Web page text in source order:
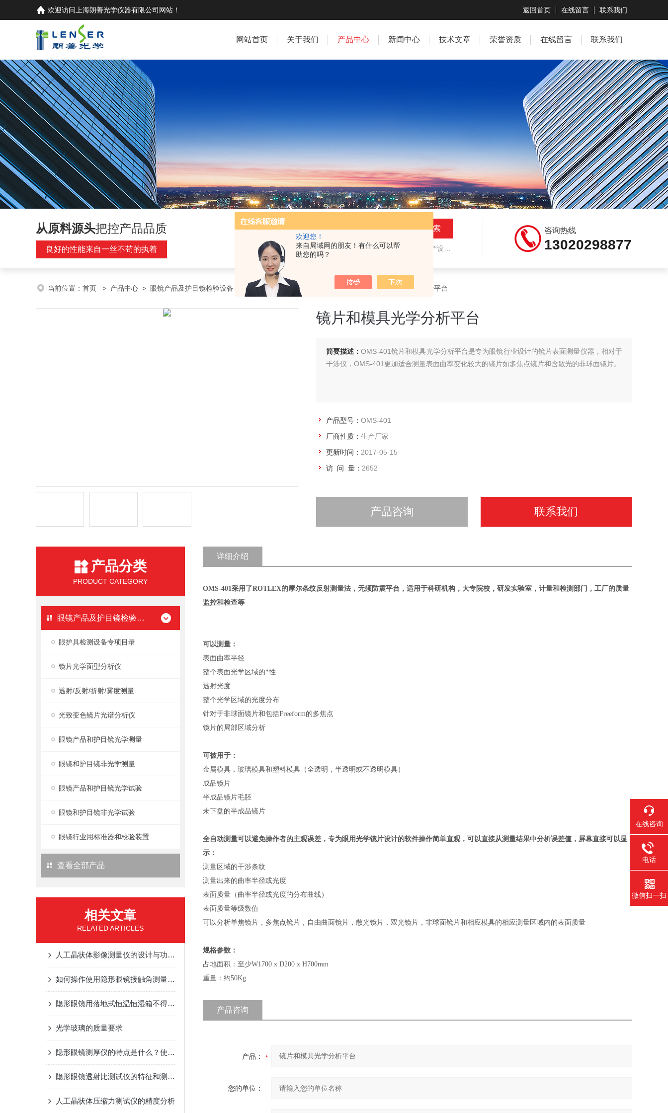
欢迎您！
来自局域网的朋友！有什么可以帮
助您的吗？
欢迎访问 上海朗善光学仪器有限公司 网站！ 返回首页 在线留言 联系我们
网站首页 关于我们 产品中心 新闻中心 技术文章 荣誉资质 在线留言 联系我们
从原料源头把控产品品质
良好的性能来自一丝不苟的执着 热门关键词：隐形眼镜（接触镜）用检测仪器和生产设备，人工晶状体（IOL/ICL）用检测仪器和生产设备，眼镜产品检测仪器，水气处理环保设备
咨询热线
13020298877
当前位置： 首页 > 产品中心 > 眼镜产品及护目镜检验设备 眼镜产品和护目镜光学测量 > OMS-401镜片和模具光学分析平台
镜片和模具光学分析平台
简要描述： OMS-401镜片和模具光学分析平台是专为眼镜行业设计的镜片表面测量仪器，相对于
干涉仪，OMS-401更加适合测量表面曲率变化较大的镜片如多焦点镜片和含散光的非球面镜片。
产品型号： OMS-401
厂商性质： 生产厂家
更新时间： 2017-05-15
访 问 量： 2652
产品咨询 联系我们
产品分类
PRODUCT CATEGORY
眼镜产品及护目镜检验设备
眼护具检测设备专项目录
镜片光学面型分析仪
透射/反射/折射/雾度测量
光致变色镜片光谱分析仪
眼镜产品和护目镜光学测量
眼镜和护目镜非光学测量
眼镜产品和护目镜光学试验
眼镜和护目镜非光学试验
眼镜行业用标准器和校验装置
查看全部产品
相关文章
RELATED ARTICLES
人工晶状体影像测量仪的设计与功能优化
如何操作使用隐形眼镜接触角测量仪进行测量？
隐形眼镜用落地式恒温恒湿箱不得不说的优点？
光学玻璃的质量要求
隐形眼镜测厚仪的特点是什么？使用时有哪些优势？
隐形眼镜透射比测试仪的特征和测试原理
人工晶状体压缩力测试仪的精度分析
详细介绍
OMS-401采用了ROTLEX的摩尔条纹反射测量法，无须防震平台，适用于科研机构，大专院校，研发实验室，计量和检测部门，工厂的质量
监控和检查等
可以测量：
表面曲率半径
整个表面光学区域的*性
透射光度
整个光学区域的光度分布
针对于非球面镜片和包括Freeform的多焦点
镜片的局部区域分析
可被用于：
金属模具，玻璃模具和塑料模具（全透明，半透明或不透明模具）
成品镜片
半成品镜片毛胚
未下盘的半成品镜片
全自动测量可以避免操作者的主观误差，专为眼用光学镜片设计的软件操作简单直观，可以直接从测量结果中分析误差值，屏幕直接可以显
示：
测量区域的干涉条纹
测量出来的曲率半径或光度
表面质量（曲率半径或光度的分布曲线）
表面质量等级数值
可以分析单焦镜片，多焦点镜片，自由曲面镜片，散光镜片，双光镜片，非球面镜片和相应模具的相应测量区域内的表面质量
规格参数：
占地面积：至少W1700 x D200 x H700mm
重量：约50Kg
产品咨询
产品：
您的单位：
在线咨询
电话
微信扫一扫